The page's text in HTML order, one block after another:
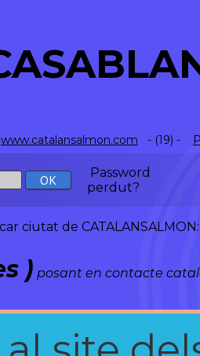
www.catalansalmon.com - (19) -
Password
perdut?
ciutat de CATALANSALMON:
) posant en contacte